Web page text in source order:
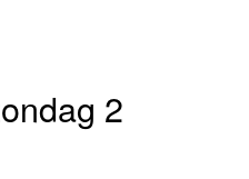
2